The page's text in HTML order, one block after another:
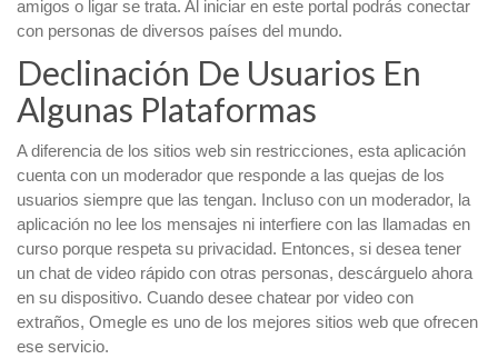
amigos o ligar se trata. Al iniciar en este portal podrás conectar
con personas de diversos países del mundo.
Declinación De Usuarios En
Algunas Plataformas
A diferencia de los sitios web sin restricciones, esta aplicación
cuenta con un moderador que responde a las quejas de los
usuarios siempre que las tengan. Incluso con un moderador, la
aplicación no lee los mensajes ni interfiere con las llamadas en
curso porque respeta su privacidad. Entonces, si desea tener
un chat de video rápido con otras personas, descárguelo ahora
en su dispositivo. Cuando desee chatear por video con
extraños, Omegle es uno de los mejores sitios web que ofrecen
ese servicio.